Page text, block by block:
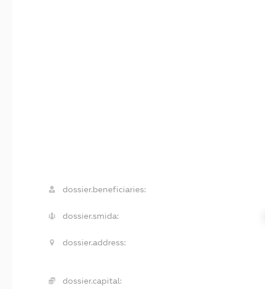
dossier.beneficiaries:
dossier.smida:
dossier.address:
dossier.capital: